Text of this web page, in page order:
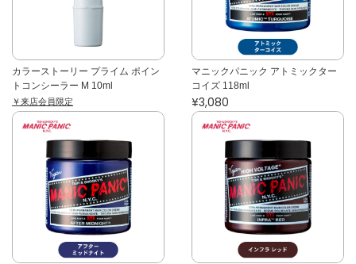
カラーストーリー プライム ポイン
トコンシーラー M 10ml
￥来店会員限定
マニックパニック アトミックター
コイズ 118ml
¥3,080